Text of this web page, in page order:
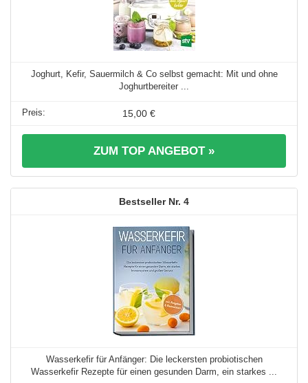
Joghurt, Kefir, Sauermilch & Co selbst gemacht: Mit und ohne
Joghurtbereiter ...
15,00 €
ZUM TOP ANGEBOT »
4
Wasserkefir für Anfänger: Die leckersten probiotischen
Wasserkefir Rezepte für einen gesunden Darm, ein starkes ...